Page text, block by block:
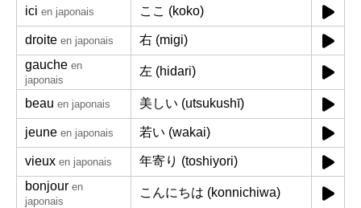
ici en japonais ここ (koko)
droite en japonais
右 (migi)
gauche en
japonais
左 (hidari)
beau en japonais 美しい (utsukushī)
jeune en japonais 若い (wakai)
vieux en japonais
年寄り (toshiyori)
bonjour en
japonais
こんにちは (konnichiwa)